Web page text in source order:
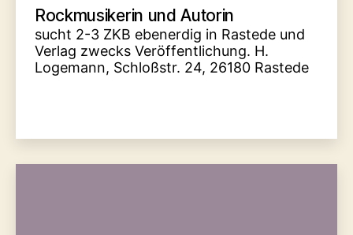
Rockmusikerin und Autorin
sucht 2-3 ZKB ebenerdig in Rastede und
Verlag zwecks Veröffentlichung. H.
Logemann, Schloßstr. 24, 26180 Rastede